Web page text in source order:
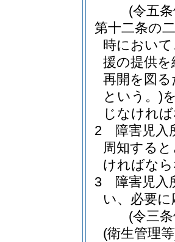
(令五
第十二条の二
時におい
援の提供
再開を図
という。)
じなけれ
2
障害児入
周知する
ければな
3
障害児入
い、必要
(令三
(衛生管理